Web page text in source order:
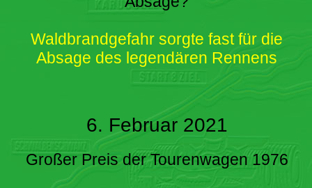
Waldbrandgefahr sorgte fast für die
Absage des legendären Rennens
6. Februar 2021
Großer Preis der Tourenwagen 1976